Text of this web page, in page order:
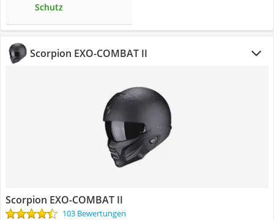
Schutz
Scorpion EXO-COMBAT II
Scorpion EXO-COMBAT II
103 Bewertungen